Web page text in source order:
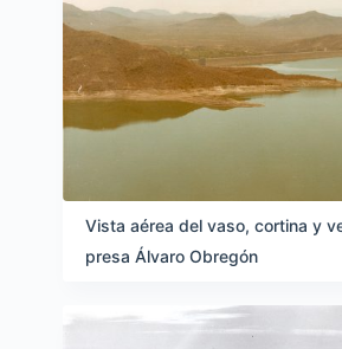
Vista aérea del vaso, cortina y
presa Álvaro Obregón